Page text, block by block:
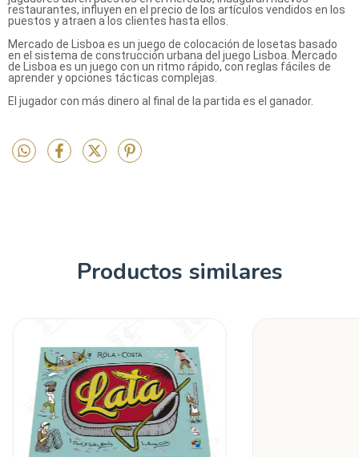
restaurantes, influyen en el precio de los artículos vendidos en los
puestos y atraen a los clientes hasta ellos.
Mercado de Lisboa es un juego de colocación de losetas basado
en el sistema de construcción urbana del juego Lisboa. Mercado
de Lisboa es un juego con un ritmo rápido, con reglas fáciles de
aprender y opciones tácticas complejas.
El jugador con más dinero al final de la partida es el ganador.
Productos similares